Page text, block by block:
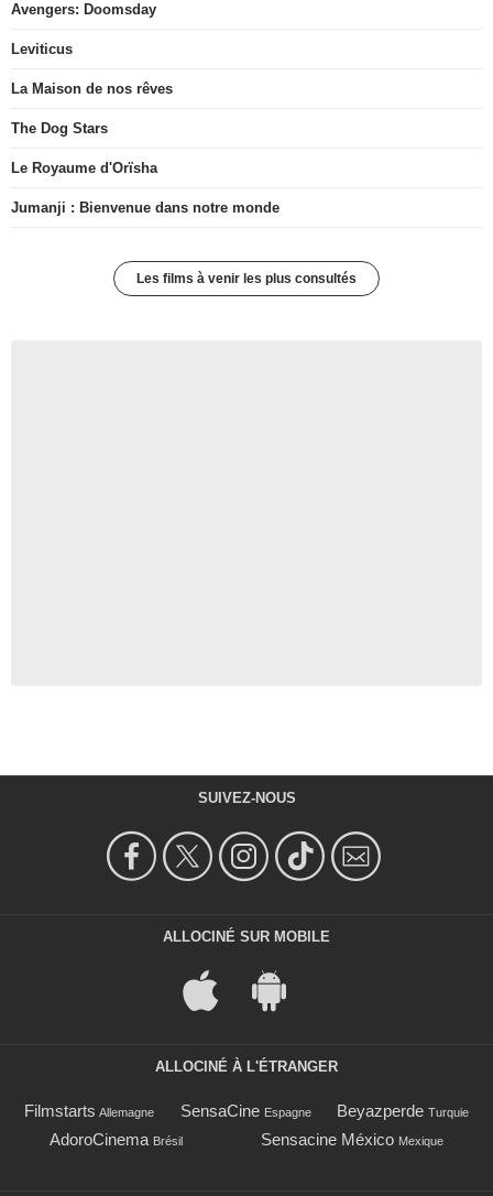
Avengers: Doomsday
Leviticus
La Maison de nos rêves
The Dog Stars
Le Royaume d'Orïsha
Jumanji : Bienvenue dans notre monde
Les films à venir les plus consultés
SUIVEZ-NOUS
ALLOCINÉ SUR MOBILE
ALLOCINÉ À L'ÉTRANGER
Filmstarts Allemagne SensaCine Espagne Beyazperde Turquie
AdoroCinema Brésil Sensacine México Mexique